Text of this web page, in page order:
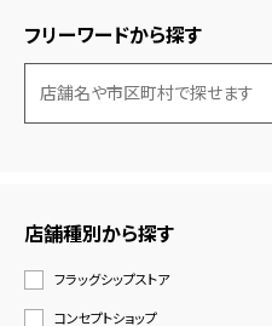
フリーワードから探す
店舗種別から探す
フラッグシップストア
コンセプトショップ